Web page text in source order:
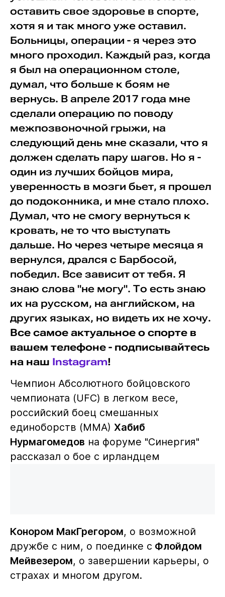
оставить свое здоровье в спорте,
хотя я и так много уже оставил.
Больницы, операции - я через это
много проходил. Каждый раз, когда
я был на операционном столе,
думал, что больше к боям не
вернусь. В апреле 2017 года мне
сделали операцию по поводу
межпозвоночной грыжи, на
следующий день мне сказали, что я
должен сделать пару шагов. Но я -
один из лучших бойцов мира,
уверенность в мозги бьет, я прошел
до подоконника, и мне стало плохо.
Думал, что не смогу вернуться к
кровать, не то что выступать
дальше. Но через четыре месяца я
вернулся, дрался с Барбосой,
победил. Все зависит от тебя. Я
знаю слова "не могу". То есть знаю
их на русском, на английском, на
других языках, но видеть их не хочу.
Все самое актуальное о спорте в
вашем телефоне - подписывайтесь
на наш Instagram!
Чемпион Абсолютного бойцовского
чемпионата (UFC) в легком весе,
российский боец смешанных
единоборств (ММА) Хабиб
Нурмагомедов на форуме "Синергия"
рассказал о бое с ирландцем
Конором МакГрегором, о возможной
дружбе с ним, о поединке с Флойдом
Мейвезером, о завершении карьеры, о
страхах и многом другом.